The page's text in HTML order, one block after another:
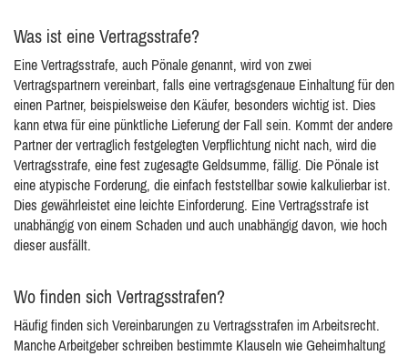
Was ist eine Vertragsstrafe?
Eine Vertragsstrafe, auch Pönale genannt, wird von zwei
Vertragspartnern vereinbart, falls eine vertragsgenaue Einhaltung für den
einen Partner, beispielsweise den Käufer, besonders wichtig ist. Dies
kann etwa für eine pünktliche Lieferung der Fall sein. Kommt der andere
Partner der vertraglich festgelegten Verpflichtung nicht nach, wird die
Vertragsstrafe, eine fest zugesagte Geldsumme, fällig. Die Pönale ist
eine atypische Forderung, die einfach feststellbar sowie kalkulierbar ist.
Dies gewährleistet eine leichte Einforderung. Eine Vertragsstrafe ist
unabhängig von einem Schaden und auch unabhängig davon, wie hoch
dieser ausfällt.
Wo finden sich Vertragsstrafen?
Häufig finden sich Vereinbarungen zu Vertragsstrafen im Arbeitsrecht.
Manche Arbeitgeber schreiben bestimmte Klauseln wie Geheimhaltung